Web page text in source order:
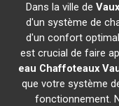
Dans la ville de
d'un système de
d'un confort
est crucial de faire
eau Chaffoteaux
que votre système
fonctionnement.